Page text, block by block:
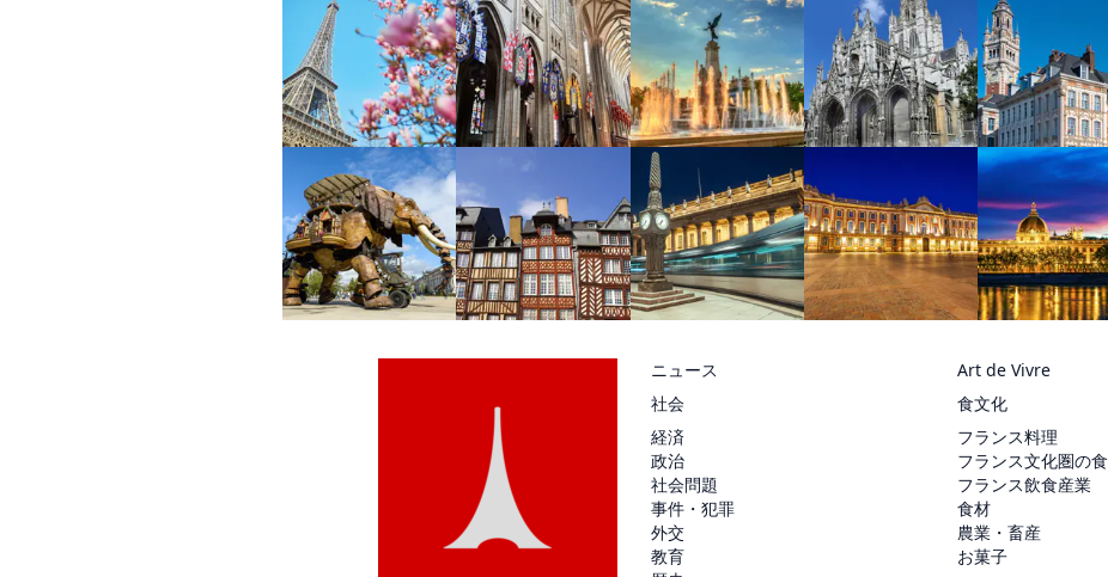
ニュース
社会
経済
政治
社会問題
事件・犯罪
外交
教育
Art de Vivre
食文化
フランス料理
フランス文化圏の食
フランス飲食産業
食材
農業・畜産
お菓子